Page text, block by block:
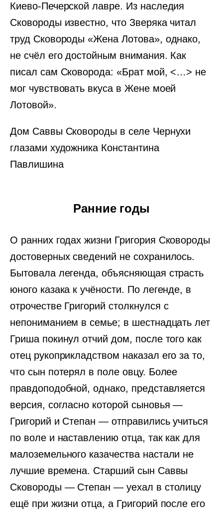
Киево-Печерской лавре. Из наследия
Сковороды известно, что Зверяка читал
труд Сковороды «Жена Лотова», однако,
не счёл его достойным внимания. Как
писал сам Сковорода: «Брат мой, <…> не
мог чувствовать вкуса в Жене моей
Лотовой».
Дом Саввы Сковороды в селе Чернухи
глазами художника Константина
Павлишина
Ранние годы
О ранних годах жизни Григория Сковороды
достоверных сведений не сохранилось.
Бытовала легенда, объясняющая страсть
юного казака к учёности. По легенде, в
отрочестве Григорий столкнулся с
непониманием в семье; в шестнадцать лет
Гриша покинул отчий дом, после того как
отец рукоприкладством наказал его за то,
что сын потерял в поле овцу. Более
правдоподобной, однако, представляется
версия, согласно которой сыновья —
Григорий и Степан — отправились учиться
по воле и наставлению отца, так как для
малоземельного казачества настали не
лучшие времена. Старший сын Саввы
Сковороды — Степан — уехал в столицу
ещё при жизни отца, а Григорий после его